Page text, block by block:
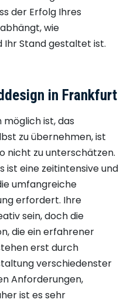
der Erfolg Ihres
wie
Ihr Stand gestaltet ist.
in Frankfurt
ist, das
zu übernehmen, ist
nicht zu unterschätzen.
ist eine zeitintensive und
umfangreiche
erfordert. Ihre
sein, doch die
die ein erfahrener
erst durch
verschiedenster
Anforderungen,
ist es sehr